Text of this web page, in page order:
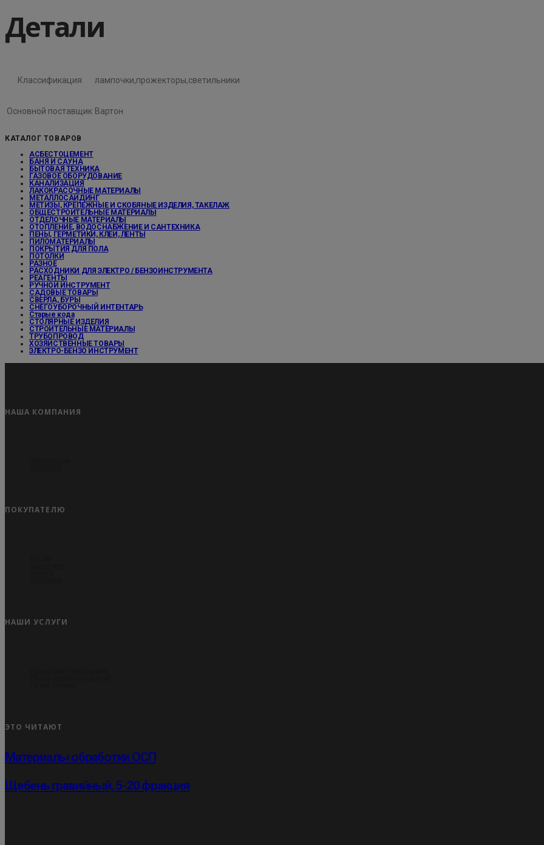
Детали
Классификация лампочки,прожекторы,светильники
Основной поставщик Вартон
КАТАЛОГ ТОВАРОВ
АСБЕСТОЦЕМЕНТ
БАНЯ И САУНА
БЫТОВАЯ ТЕХНИКА
ГАЗОВОЕ ОБОРУДОВАНИЕ
КАНАЛИЗАЦИЯ
ЛАКОКРАСОЧНЫЕ МАТЕРИАЛЫ
МЕТАЛЛОСАЙДИНГ
МЕТИЗЫ, КРЕПЕЖНЫЕ И СКОБЯНЫЕ ИЗДЕЛИЯ, ТАКЕЛАЖ
ОБЩЕСТРОИТЕЛЬНЫЕ МАТЕРИАЛЫ
ОТДЕЛОЧНЫЕ МАТЕРИАЛЫ
ОТОПЛЕНИЕ, ВОДОСНАБЖЕНИЕ И САНТЕХНИКА
ПЕНЫ, ГЕРМЕТИКИ, КЛЕИ, ЛЕНТЫ
ПИЛОМАТЕРИАЛЫ
ПОКРЫТИЯ ДЛЯ ПОЛА
ПОТОЛКИ
РАЗНОЕ
РАСХОДНИКИ ДЛЯ ЭЛЕКТРО / БЕНЗОИНСТРУМЕНТА
РЕАГЕНТЫ
РУЧНОЙ ИНСТРУМЕНТ
САДОВЫЕ ТОВАРЫ
СВЕРЛА, БУРЫ
СНЕГОУБОРОЧНЫЙ ИНТЕНТАРЬ
Старые кода
СТОЛЯРНЫЕ ИЗДЕЛИЯ
СТРОИТЕЛЬНЫЕ МАТЕРИАЛЫ
ТРУБОПРОВОД
ХОЗЯЙСТВЕННЫЕ ТОВАРЫ
ЭЛЕКТРО-БЕНЗО ИНСТРУМЕНТ
НАША КОМПАНИЯ
ПОКУПАТЕЛЮ
НАШИ УСЛУГИ
ЭТО ЧИТАЮТ
Материалы обработки ОСП
Щебень гравийный, 5-20 фракция